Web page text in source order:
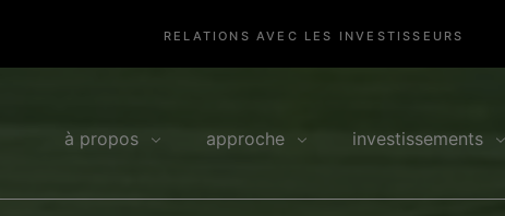
RELATIONS AVEC LES INVESTISSEURS
à propos approche investissements